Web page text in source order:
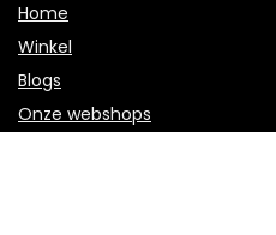
Home
Winkel
Blogs
Onze webshops